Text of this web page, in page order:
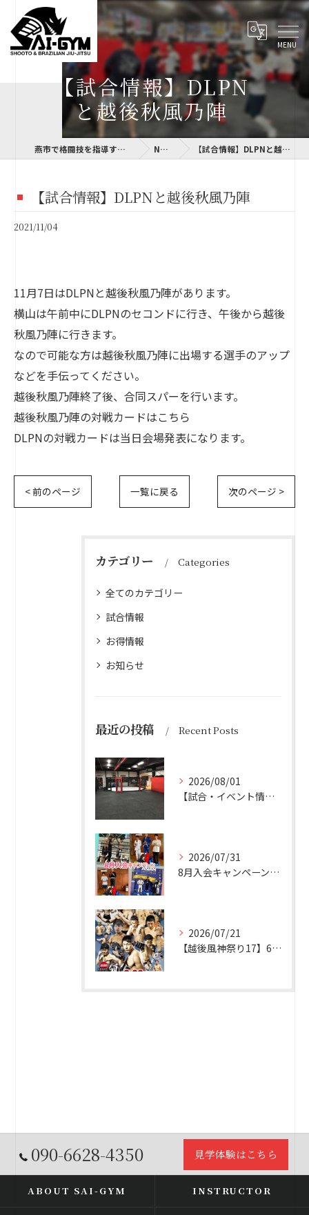
【試合情報】DLPN
と越後秋風乃陣
燕市で格闘技を指導するSAI-GYM NEWS 【試合情報】DLPNと越後秋風乃陣
【試合情報】DLPNと越後秋風乃陣
2021/11/04
11月7日はDLPNと越後秋風乃陣があります。
横山は午前中にDLPNのセコンドに行き、午後から越後
秋風乃陣に行きます。
なので可能な方は越後秋風乃陣に出場する選手のアップ
などを手伝ってください。
越後秋風乃陣終了後、合同スパーを行います。
越後秋風乃陣の対戦カードはこちら
DLPNの対戦カードは当日会場発表になります。
< 前のページ 一覧に戻る 次のページ >
カテゴリー Categories
全てのカテゴリー
試合情報
お得情報
お知らせ
最近の投稿 Recent Posts
2026/08/01
【試合・イベント情報】 8/1更新 お盆休み
2026/07/31
8月入会キャンペーン実施
2026/07/21
【越後風神祭り17】6名参戦予定！
090-6628-4350 見学体験はこちら
ABOUT SAI-GYM INSTRUCTOR